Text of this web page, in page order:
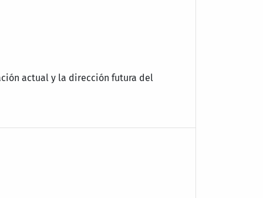
actual y la dirección futura del